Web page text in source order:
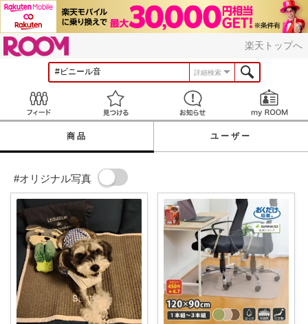
楽天トップへ
詳細検索
見つける お知らせ
商品 ユーザー
#オリジナル写真